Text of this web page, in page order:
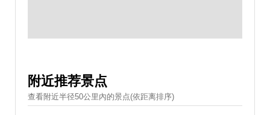
附近推荐景点
查看附近半径50公里內的景点(依距离排序)